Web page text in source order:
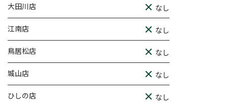
大田川店 なし
江南店 なし
鳥居松店 なし
城山店 なし
ひしの店 なし